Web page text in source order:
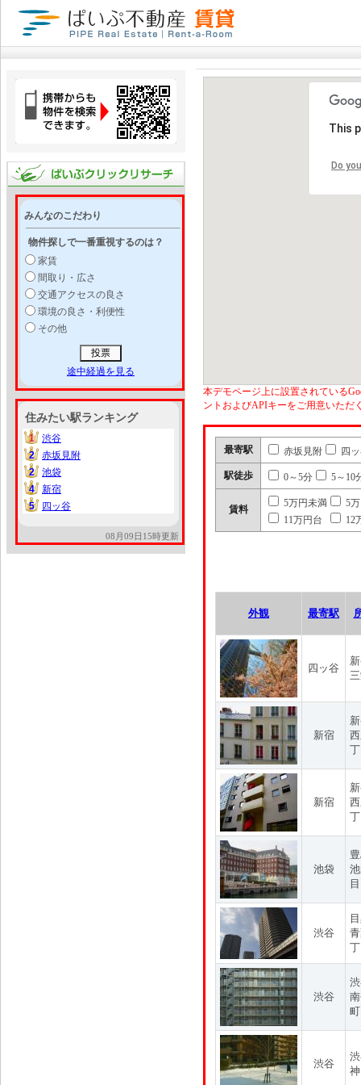
みんなのこだわり
物件探しで一番重視するのは？
家賃
間取り・広さ
交通アクセスの良さ
環境の良さ・利便性
その他
途中経過を見る
住みたい駅ランキング
1
1
渋谷
2
2
赤坂見附
2
2
池袋
4
4
新宿
5
5 四ッ谷
08月09日15時更新
This
Do
本デモページ上に設置されている
ントおよびAPIキーをご用意いただ
最寄駅 赤坂見附 四
駅徒歩 0～5分 5～10
賃料
5万円未満
5
11万円台
12
外観 最寄駅
四ッ谷
新宿
新宿
池袋
渋谷
渋谷
渋谷